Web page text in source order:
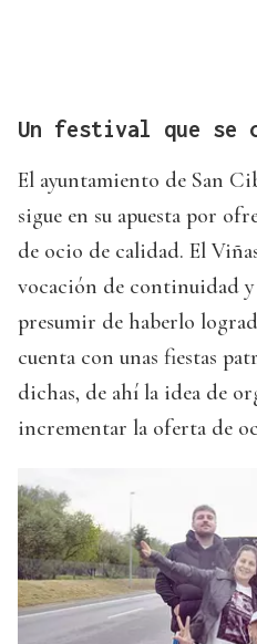
Un festival que se
El ayuntamiento de San
sigue en su apuesta por
de ocio de calidad. El
vocación de continuidad y
presumir de haberlo
cuenta con unas fiestas
dichas, de ahí la idea de
incrementar la oferta de